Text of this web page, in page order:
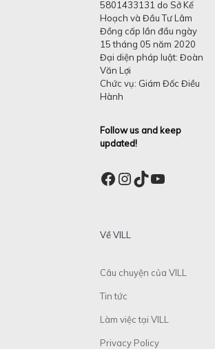
5801433131 do Sở Kế
Hoạch và Đầu Tư Lâm
Đồng cấp lần đầu ngày
15 tháng 05 năm 2020
Đại diện pháp luật: Đoàn
Văn Lợi
Chức vụ: Giám Đốc Điều
Hành
Follow us and keep
updated!
Facebook
Instagram
TikTok
YouTube
Về VILL
Câu chuyện của VILL
Tin tức
Làm việc tại VILL
Privacy Policy